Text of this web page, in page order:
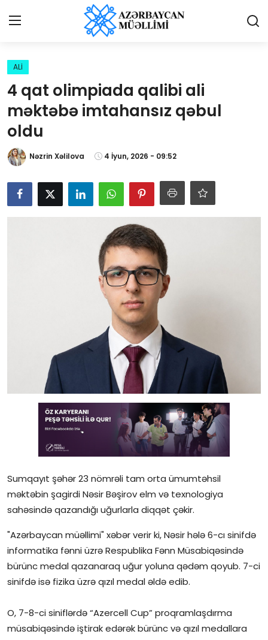
Qəzetə elan ver
Əlaqə
Haqqımızda
Reklam və elan
Biz kimik?
Müsahibə
Elm və innovasiya
Reportaj
Regionlar
Qəzetin PDF arxivi
İctimai şura
Dünya
ALİ
4 qat olimpiada qalibi ali
məktəbə imtahansız qəbul
oldu
Nəzrin Xəlilova 4 İyun, 2026 - 09:52
Sumqayıt şəhər 23 nömrəli tam orta ümumtəhsil
məktəbin şagirdi Nəsir Bəşirov elm və texnologiya
sahəsində qazandığı uğurlarla diqqət çəkir.
"Azərbaycan müəllimi" xəbər verir ki, Nəsir hələ 6-cı sinifdə
informatika fənni üzrə Respublika Fənn Müsabiqəsində
bürünc medal qazanaraq uğur yoluna qədəm qoyub. 7-ci
sinifdə isə fizika üzrə qızıl medal əldə edib.
O, 7-8-ci siniflərdə “Azercell Cup” proqramlaşdırma
müsabiqəsində iştirak edərək bürünc və qızıl medallara